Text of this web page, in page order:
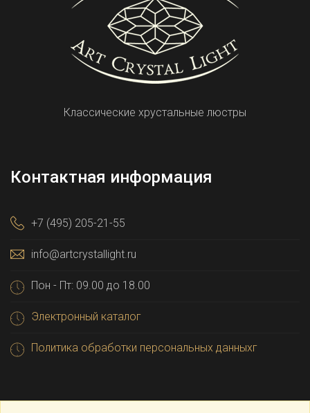
Классические хрустальные люстры
Контактная информация
+7 (495) 205-21-55
info@artcrystallight.ru
Пон - Пт: 09.00 до 18.00
Электронный каталог
Политика обработки персональных данныхг